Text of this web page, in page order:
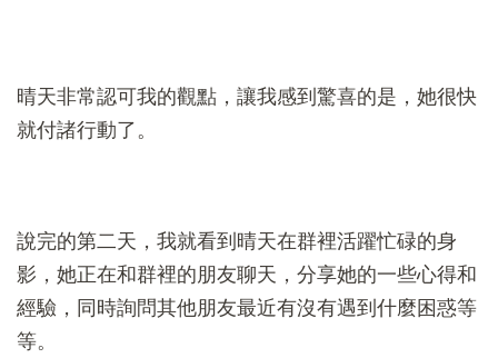
晴天非常認可我的觀點，讓我感到驚喜的是，她很快
就付諸行動了。
說完的第二天，我就看到晴天在群裡活躍忙碌的身
影，她正在和群裡的朋友聊天，分享她的一些心得和
經驗，同時詢問其他朋友最近有沒有遇到什麼困惑等
等。